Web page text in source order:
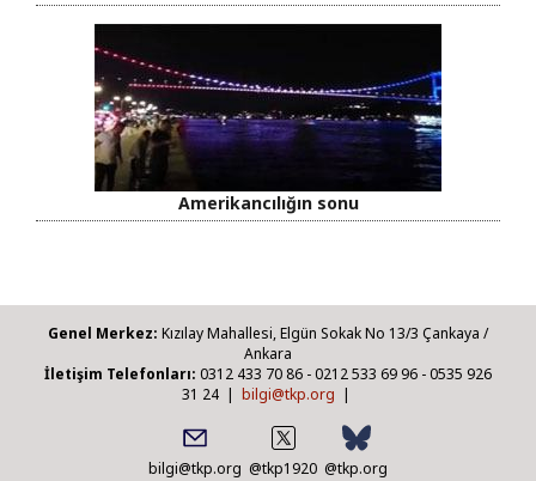
Amerikancılığın sonu
Genel Merkez: Kızılay Mahallesi, Elgün Sokak No 13/3 Çankaya /
Ankara
İletişim Telefonları: 0312 433 70 86 - 0212 533 69 96 - 0535 926
31 24 | bilgi@tkp.org |
bilgi@tkp.org @tkp1920 @tkp.org